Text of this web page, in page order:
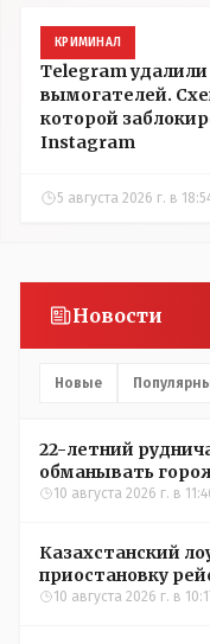
КРИМИНАЛ
Telegram
вымогателей.
которой
Instagram
5 августа 2026 г. в
Новости
Новые
22-летний
обманывать
10 августа 2026 г. в
Казахстанский
приостановку
сентября
10 августа 2026 г. в